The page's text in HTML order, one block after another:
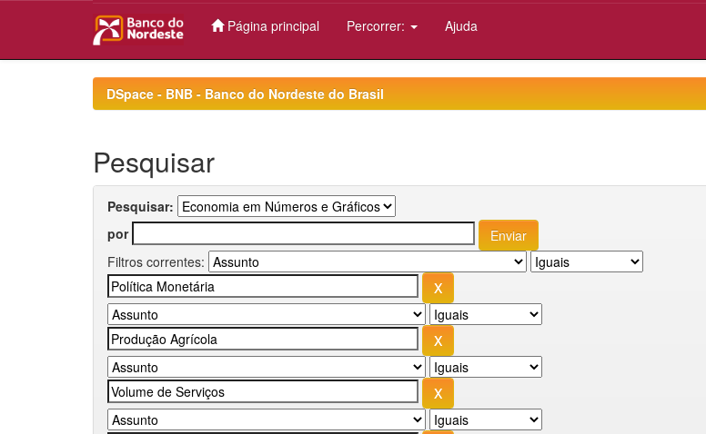
Página principal Percorrer: Ajuda
DSpace - BNB - Banco do Nordeste do Brasil
Pesquisar
Pesquisar:
por
Filtros correntes: